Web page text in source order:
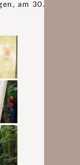
am 30.